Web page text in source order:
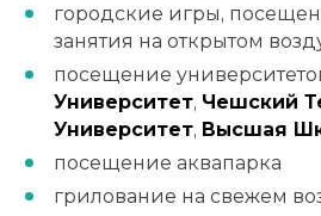
городские игры,
занятия на открытом
посещение
Университет, Чешский
Университет, Высшая
посещение аквапарка
грилование на свежем